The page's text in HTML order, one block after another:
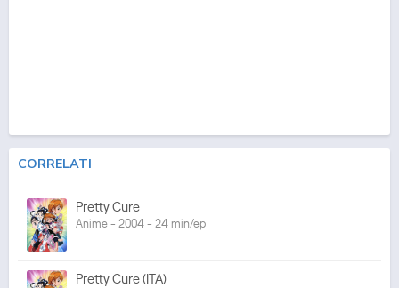
CORRELATI
Pretty Cure
Anime - 2004 - 24 min/ep
Pretty Cure (ITA)